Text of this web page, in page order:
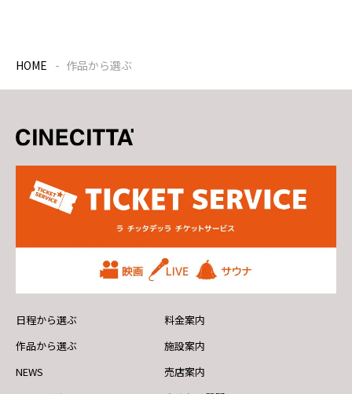
HOME 作品から選ぶ
日程から選ぶ
作品から選ぶ
NEWS
料金案内
施設案内
売店案内